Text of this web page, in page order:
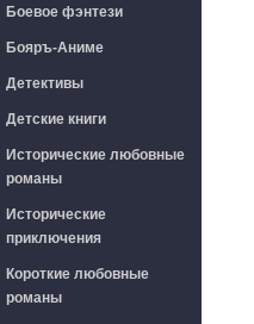
Боевое фэнтези
Бояръ-Аниме
Детективы
Детские книги
Исторические любовные
романы
Исторические
приключения
Короткие любовные
романы